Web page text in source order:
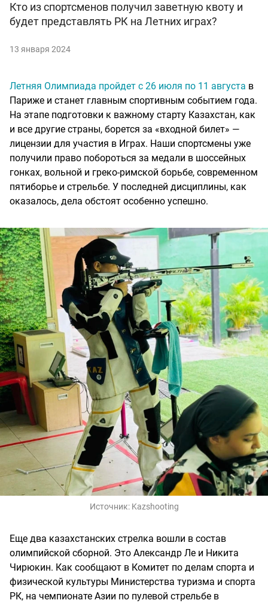
Кто из спортсменов получил заветную квоту и
будет представлять РК на Летних играх?
13 января 2024
Летняя Олимпиада пройдет с 26 июля по 11 августа в
Париже и станет главным спортивным событием года.
На этапе подготовки к важному старту Казахстан, как
и все другие страны, борется за «входной билет» —
лицензии для участия в Играх. Наши спортсмены уже
получили право побороться за медали в шоссейных
гонках, вольной и греко-римской борьбе, современном
пятиборье и стрельбе. У последней дисциплины, как
оказалось, дела обстоят особенно успешно.
Источник: Kazshooting
Еще два казахстанских стрелка вошли в состав
олимпийской сборной. Это Александр Ле и Никита
Чирюкин. Как сообщают в Комитет по делам спорта и
физической культуры Министерства туризма и спорта
РК, на чемпионате Азии по пулевой стрельбе в